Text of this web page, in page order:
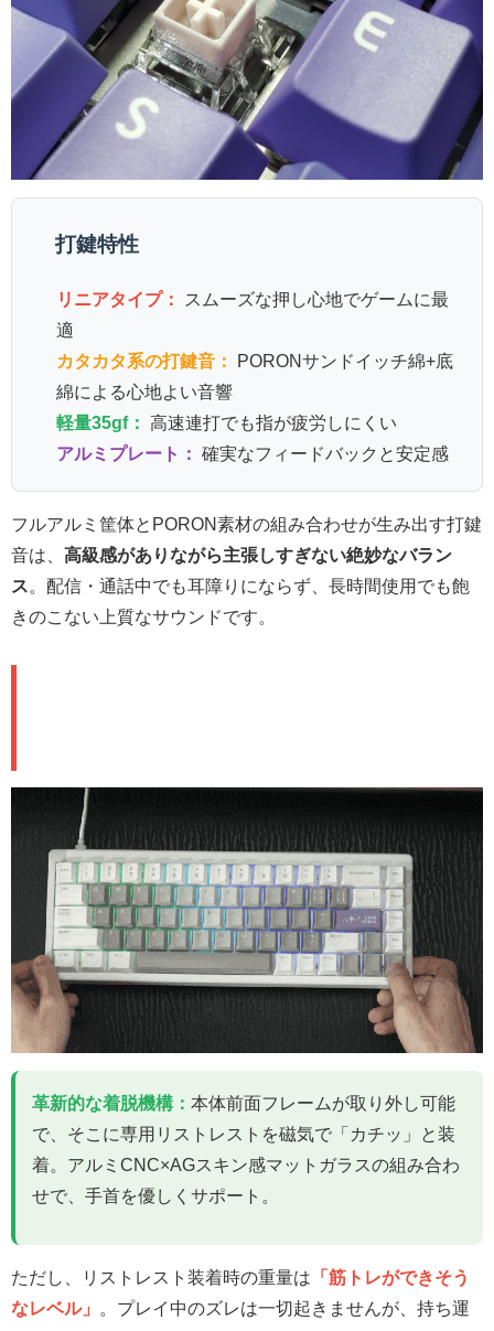
打鍵特性
リニアタイプ：
スムーズな押し心地でゲームに最
適
カタカタ系の打鍵音：
PORONサンドイッチ綿+底
綿による心地よい音響
軽量35gf：
高速連打でも指が疲労しにくい
アルミプレート：
確実なフィードバックと安定感
フルアルミ筐体とPORON素材の組み合わせが生み出す打鍵
音は、 高級感がありながら主張しすぎない絶妙なバラン
ス
。配信・通話中でも耳障りにならず、長時間使用でも飽
きのこない上質なサウンドです。
革新的な着脱機構： 本体前面フレームが取り外し可能
で、そこに専用リストレストを磁気で「カチッ」と装
着。アルミCNC×AGスキン感マットガラスの組み合わ
せで、手首を優しくサポート。
ただし、リストレスト装着時の重量は 「筋トレができそう
なレベル」
。プレイ中のズレは一切起きませんが、持ち運